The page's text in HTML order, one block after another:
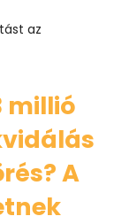
az
millió
A